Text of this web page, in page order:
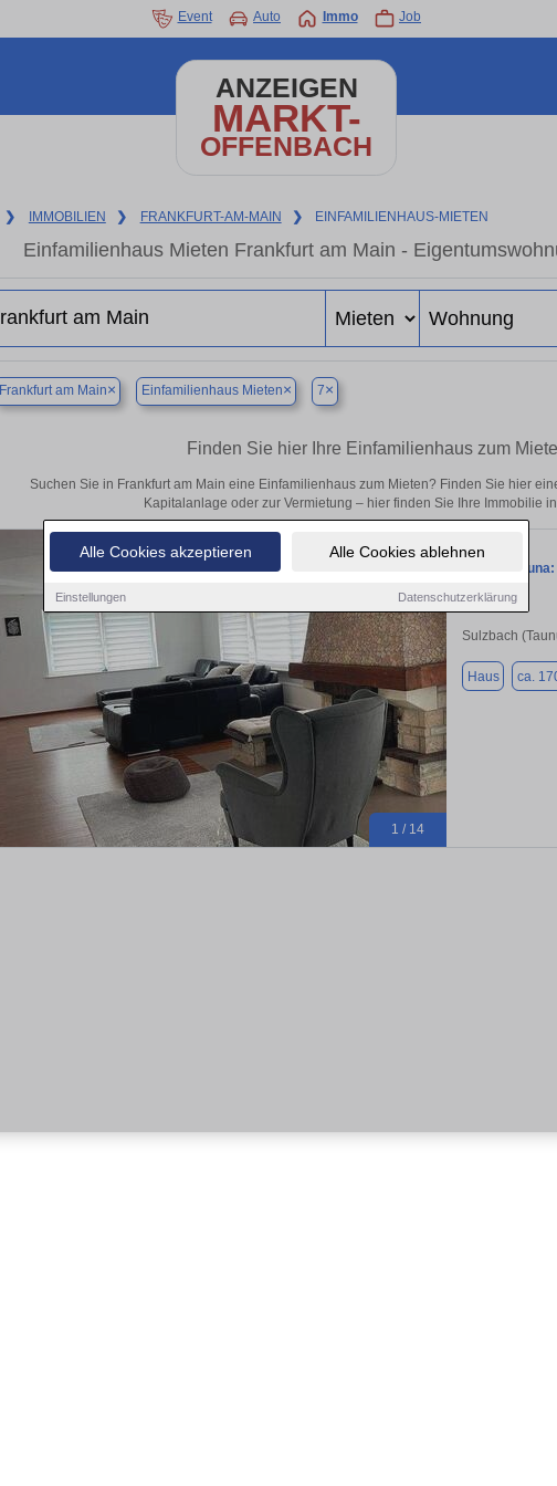
Alle Cookies akzeptieren Alle Cookies ablehnen
Einstellungen Datenschutzerklärung
Event Auto Immo Job
ANZEIGEN
MARKT-
OFFENBACH
❯ IMMOBILIEN ❯ FRANKFURT-AM-MAIN ❯ EINFAMILIENHAUS-MIETEN
Einfamilienhaus Mieten Frankfurt am Main -
Frankfurt am Main× Einfamilienhaus Mieten× 7×
Finden Sie hier Ihre Einfamilienhaus zum
Suchen Sie in Frankfurt am Main eine Einfamilienhaus zum Mieten? Finden Sie hier
Kapitalanlage oder zur Vermietung – hier finden Sie Ihre Immobilie
1 / 14
Private
Sulzbach
Haus ca.